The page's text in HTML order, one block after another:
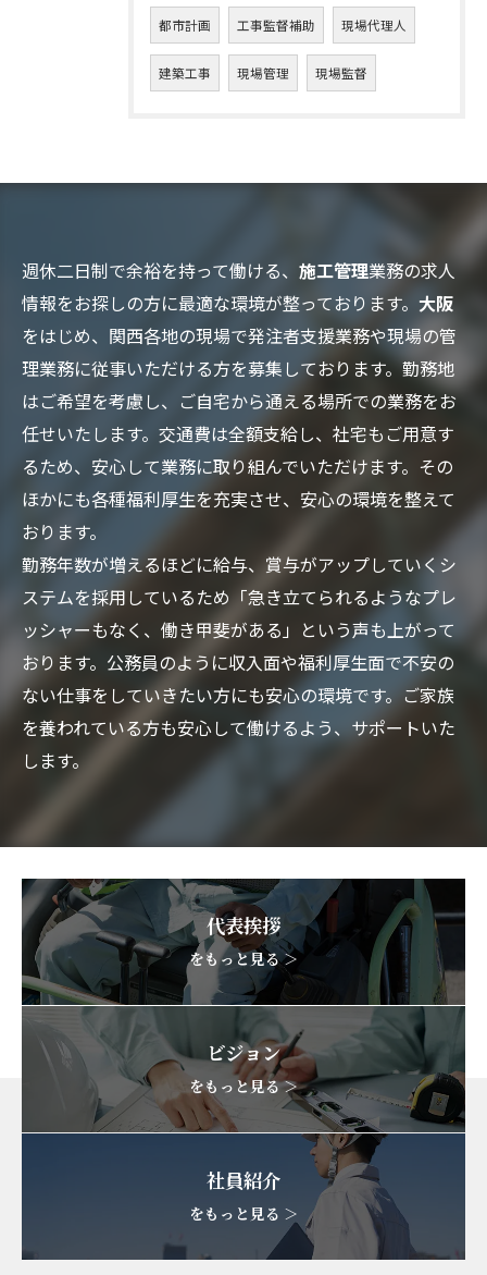
都市計画 工事監督補助 現場代理人
建築工事 現場管理 現場監督
週休二日制で余裕を持って働ける、 施工管理業務の求人
情報をお探しの方に最適な環境が整っております。 大阪
をはじめ、関西各地の現場で発注者支援業務や現場の管
理業務に従事いただける方を募集しております。勤務地
はご希望を考慮し、ご自宅から通える場所での業務をお
任せいたします。交通費は全額支給し、社宅もご用意す
るため、安心して業務に取り組んでいただけます。その
ほかにも各種福利厚生を充実させ、安心の環境を整えて
おります。
勤務年数が増えるほどに給与、賞与がアップしていくシ
ステムを採用しているため「急き立てられるようなプレ
ッシャーもなく、働き甲斐がある」という声も上がって
おります。公務員のように収入面や福利厚生面で不安の
ない仕事をしていきたい方にも安心の環境です。ご家族
を養われている方も安心して働けるよう、サポートいた
します。
代表挨拶
をもっと見る ＞
ビジョン
をもっと見る ＞
社員紹介
をもっと見る ＞